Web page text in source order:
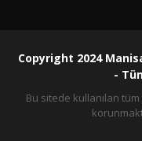
Copyright 2024
-
Bu sitede kullanılan